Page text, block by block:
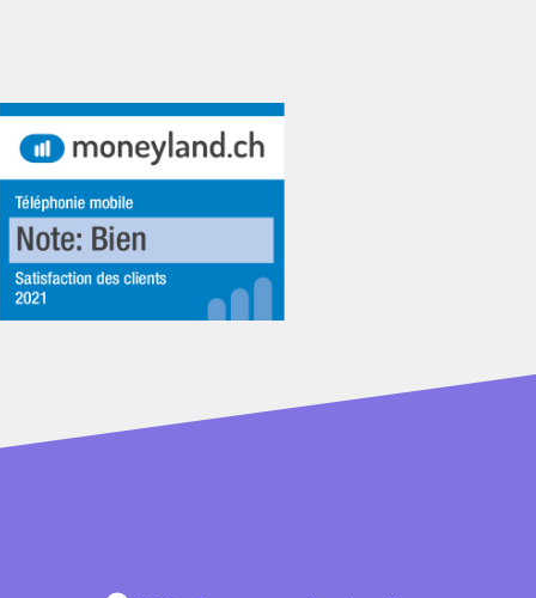
quel mois.
premier mois après la fin de l’engagement
chaque mois.